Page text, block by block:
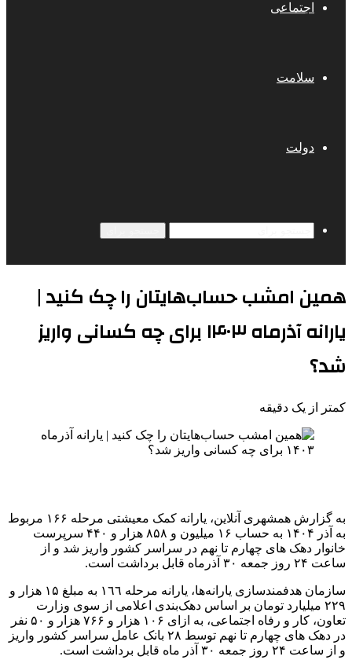
اجتماعی
سلامت
دولت
همین امشب حساب‌هایتان را چک کنید |
یارانه آذرماه ۱۴۰۳ برای چه کسانی واریز
شد؟
کمتر از یک دقیقه
به گزارش همشهری آنلاین، ‌یارانه کمک معیشتی مرحله ۱۶۶ مربوط
به آذر ۱۴۰۴ به حساب ۱۶ میلیون و ۸۵۸ هزار و ۴۴۰ سرپرست
خانوار دهک های چهارم تا نهم در سراسر کشور واریز شد و از
ساعت ۲۴ روز جمعه ۳۰ آذرماه قابل برداشت است.
سازمان هدفمندسازی یارانه‌ها، یارانه مرحله ١٦٦ به مبلغ ۱۵ هزار و
۲۲۹ میلیارد تومان بر اساس دهک‌بندی اعلامی از سوی وزارت
تعاون، کار و رفاه اجتماعی، به ازای ۱۰۶ هزار و ۷۶۶ هزار و ۵۰ نفر
در دهک های چهارم تا نهم توسط ۲۸ بانک عامل سراسر کشور واریز
و از ساعت ۲۴ روز جمعه ۳۰ آذر ماه قابل برداشت است.